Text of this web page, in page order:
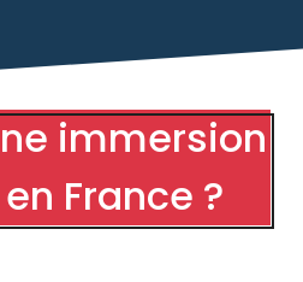
immersion
France ?